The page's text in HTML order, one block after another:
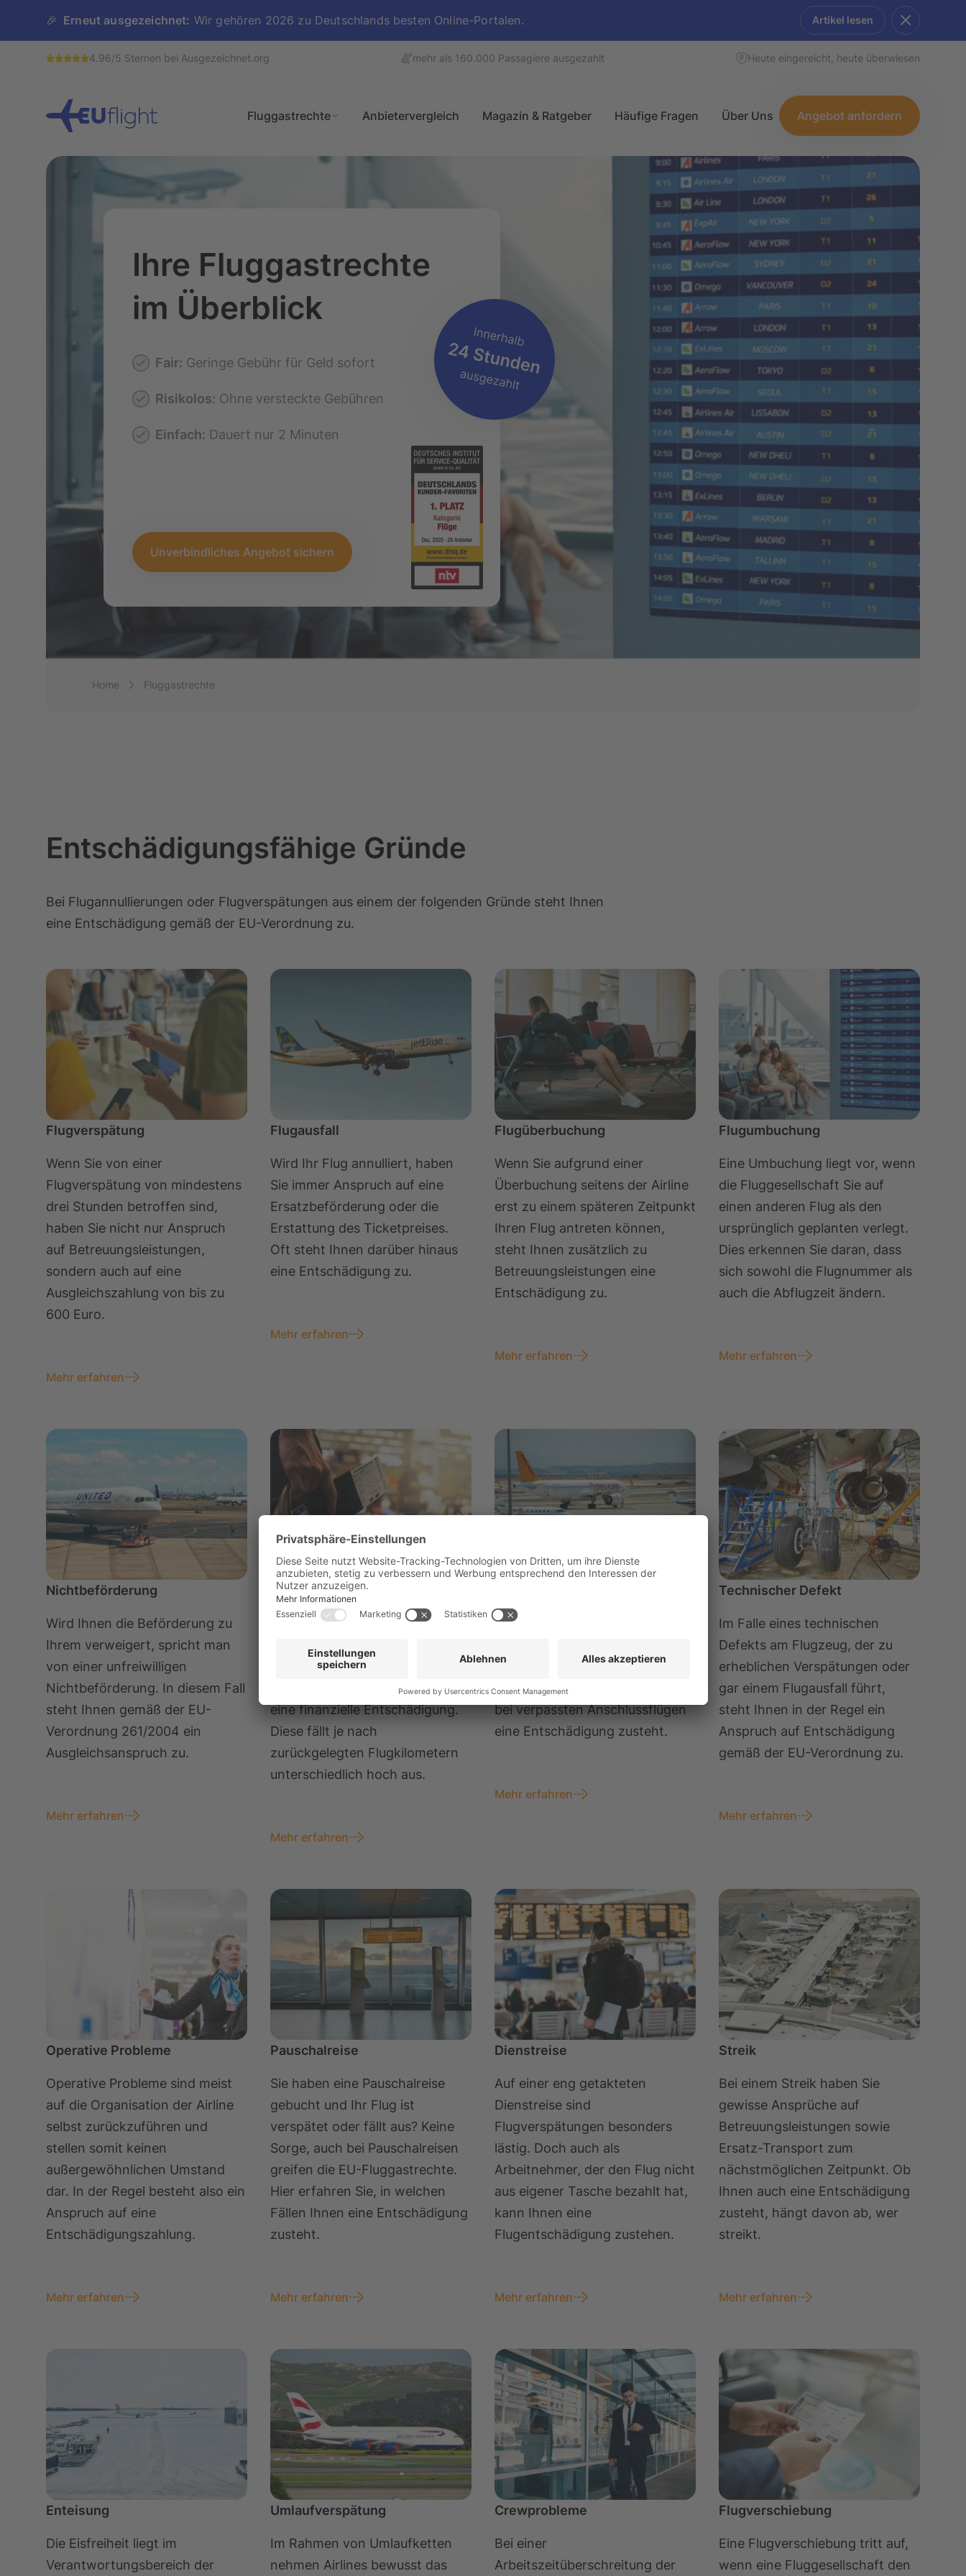
🎉 Erneut ausgezeichnet: Wir gehören 2026 zu Deutschlands besten Online-Portalen. Artikel lesen
4.96/5 Sternen bei Ausgezeichnet.org mehr als 160.000 Passagiere ausgezahlt Heute eingereicht, heute überwiesen
Header
Fluggastrechte
Fluggastrechte im Überblick
Flugausfall
Flugumbuchung
Flugzeug
Anbietervergleich Magazin & Ratgeber Häufige Fragen Über Uns Angebot anfordern
Ihre Fluggastrechte
im Überblick
Fair: Geringe Gebühr für Geld sofort
Risikolos: Ohne versteckte Gebühren
Einfach: Dauert nur 2 Minuten
Unverbindliches Angebot sichern
Home
Fluggastrechte
Entschädigungsfähige Gründe
Bei Flugannullierungen oder Flugverspätungen aus einem der folgenden Gründe steht Ihnen
eine Entschädigung gemäß der EU-Verordnung zu.
Flugverspätung
Wenn Sie von einer
Flugverspätung von mindestens
drei Stunden betroffen sind,
haben Sie nicht nur Anspruch
auf Betreuungsleistungen,
sondern auch auf eine
Ausgleichszahlung von bis zu
600 Euro.
Mehr erfahren
Flugausfall
Wird Ihr Flug annulliert, haben
Sie immer Anspruch auf eine
Ersatzbeförderung oder die
Erstattung des Ticketpreises.
Oft steht Ihnen darüber hinaus
eine Entschädigung zu.
Mehr erfahren
Flugüberbuchung
Wenn Sie aufgrund einer
Überbuchung seitens der Airline
erst zu einem späteren Zeitpunkt
Ihren Flug antreten können,
steht Ihnen zusätzlich zu
Betreuungsleistungen eine
Entschädigung zu.
Mehr erfahren
Flugumbuchung
Eine Umbuchung liegt vor, wenn
die Fluggesellschaft Sie auf
einen anderen Flug als den
ursprünglich geplanten verlegt.
Dies erkennen Sie daran, dass
sich sowohl die Flugnummer als
auch die Abflugzeit ändern.
Mehr erfahren
Nichtbeförderung
Wird Ihnen die Beförderung zu
Ihrem verweigert, spricht man
von einer unfreiwilligen
Nichtbeförderung. In diesem Fall
steht Ihnen gemäß der EU-
Verordnung 261/2004 ein
Ausgleichsanspruch zu.
Mehr erfahren
Downgrade
Bei einem Downgrade Ihrer
Ihnen die EU-Fluggastrechte-
Verordnung einen Anspruch auf
eine finanzielle Entschädigung.
Diese fällt je nach
zurückgelegten Flugkilometern
unterschiedlich hoch aus.
Mehr erfahren
Ihr Zubringerflug ist verspätet
Anschlussflug? Hier erfahren Sie
unter welchen Umständen Ihnen
bei verpassten Anschlussflügen
eine Entschädigung zusteht.
Mehr erfahren
Technischer Defekt
Im Falle eines technischen
Defekts am Flugzeug, der zu
erheblichen Verspätungen oder
gar einem Flugausfall führt,
steht Ihnen in der Regel ein
Anspruch auf Entschädigung
gemäß der EU-Verordnung zu.
Mehr erfahren
Operative Probleme
Operative Probleme sind meist
auf die Organisation der Airline
selbst zurückzuführen und
stellen somit keinen
außergewöhnlichen Umstand
dar. In der Regel besteht also ein
Anspruch auf eine
Entschädigungszahlung.
Mehr erfahren
Pauschalreise
Sie haben eine Pauschalreise
gebucht und Ihr Flug ist
verspätet oder fällt aus? Keine
Sorge, auch bei Pauschalreisen
greifen die EU-Fluggastrechte.
Hier erfahren Sie, in welchen
Fällen Ihnen eine Entschädigung
zusteht.
Mehr erfahren
Dienstreise
Auf einer eng getakteten
Dienstreise sind
Flugverspätungen besonders
lästig. Doch auch als
Arbeitnehmer, der den Flug nicht
aus eigener Tasche bezahlt hat,
kann Ihnen eine
Flugentschädigung zustehen.
Mehr erfahren
Streik
Bei einem Streik haben Sie
gewisse Ansprüche auf
Betreuungsleistungen sowie
Ersatz-Transport zum
nächstmöglichen Zeitpunkt. Ob
Ihnen auch eine Entschädigung
zusteht, hängt davon ab, wer
streikt.
Mehr erfahren
Enteisung
Die Eisfreiheit liegt im
Verantwortungsbereich der
Umlaufverspätung
Im Rahmen von Umlaufketten
nehmen Airlines bewusst das
Crewprobleme
Bei einer
Arbeitszeitüberschreitung der
Flugverschiebung
Eine Flugverschiebung tritt auf,
wenn eine Fluggesellschaft den